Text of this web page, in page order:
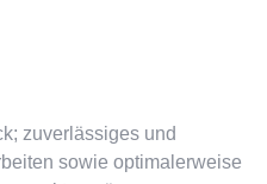
zuverlässiges und
sowie optimalerweise